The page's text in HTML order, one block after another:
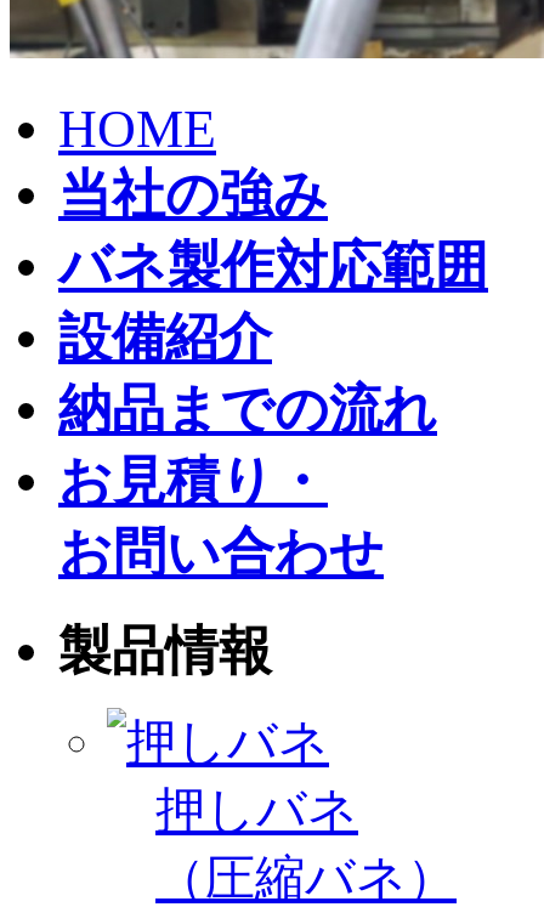
HOME
当社の強み
バネ製作対応範囲
設備紹介
納品までの流れ
お見積り・
お問い合わせ
製品情報
押しバネ
（圧縮バネ）